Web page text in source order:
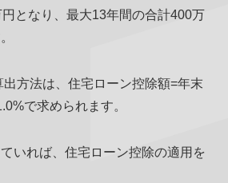
となり、最大13年間の合計400万
方法は、住宅ローン控除額=年末
で求められます。
いれば、住宅ローン控除の適用を